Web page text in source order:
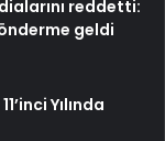
reddetti:
geldi
Yılında